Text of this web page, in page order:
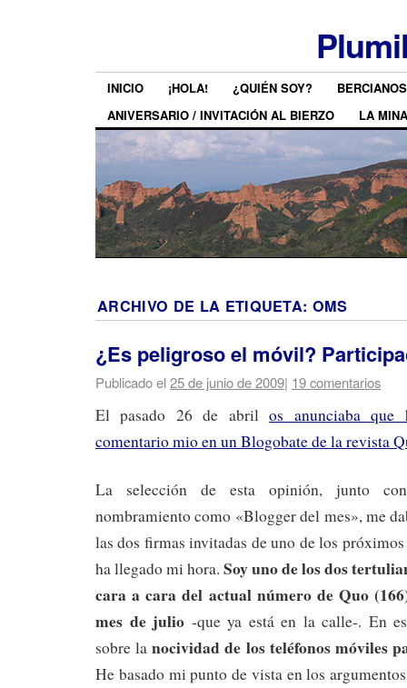
INICIO ¡HOLA! ¿QUIÉN SOY?
ANIVERSARIO / INVITACIÓN AL BIERZO
LA MINA
ARCHIVO DE LA ETIQUETA: OMS
¿Es peligroso el móvil?
Publicado el25 de junio de 2009| 19 comentarios
El pasado 26 de abrilos anunciaba que
comentario mio en un Blogobate de la revista
La selección de esta opinión, junto con
nombramiento como «Blogger del mes», me
las dos firmas invitadas de uno de los próximos
ha llegado mi hora.Soy uno de los dos
cara a cara del actual número de Quo
mes de julio -que ya está en la calle-. En
sobre lanocividad de los teléfonos móviles
He basado mi punto de vista en los